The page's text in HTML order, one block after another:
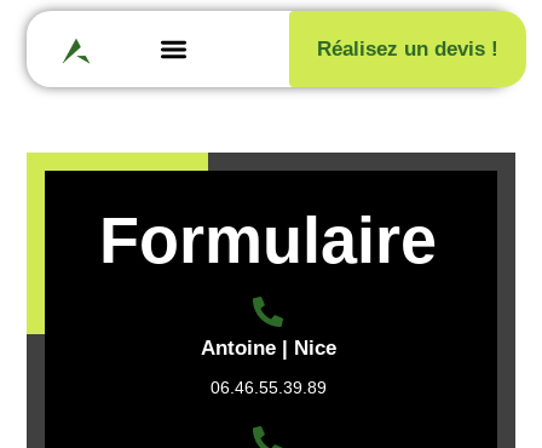
Réalisez un devis !
Formulaire
Antoine | Nice
06.46.55.39.89